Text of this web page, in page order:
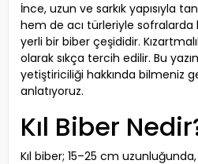
İnce, uzun ve sarkık yapısıyla
hem de acı türleriyle
yerli bir biber çeşididir.
olarak sıkça tercih edilir. Bu
yetiştiriciliği hakkında bilmeniz
anlatıyoruz.
Kıl Biber
Kıl biber; 15–25 cm